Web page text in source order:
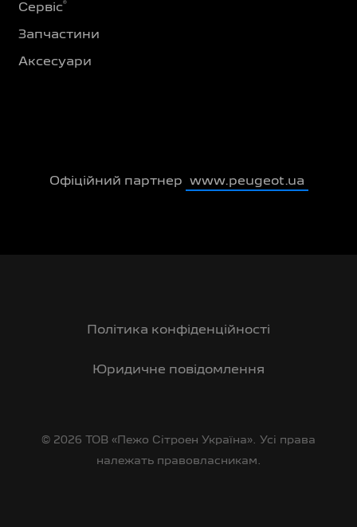
Сервіс®
Запчастини
Аксесуари
Офіційний партнер www.peugeot.ua
Політика конфіденційності
Юридичне повідомлення
© 2026 ТОВ «Пежо Сітроен Україна». Усі права
належать правовласникам.